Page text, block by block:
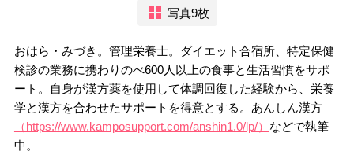
写真9枚
おはら・みづき。管理栄養士。ダイエット合宿所、特定保健
検診の業務に携わりのべ600人以上の食事と生活習慣をサポ
ート。自身が漢方薬を使用して体調回復した経験から、栄養
学と漢方を合わせたサポートを得意とする。あんしん漢方
（https://www.kamposupport.com/anshin1.0/lp/） などで執筆
中。